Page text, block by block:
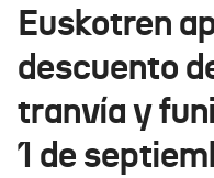
Euskotren
descuento
tranvía y
1 de